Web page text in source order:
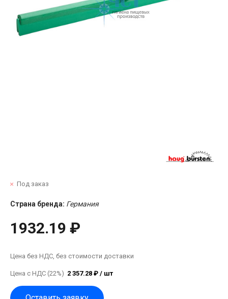
Под заказ
Страна бренда: Германия
1932.19 ₽
Цена без НДС, без стоимости доставки
Цена с НДС (22%) 2 357.28 ₽ / шт